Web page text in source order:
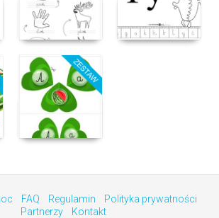
FAQ Regulamin
Polityka prywatności
Partnerzy
Kontakt